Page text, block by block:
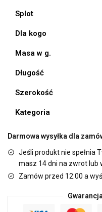
Splot
Dla kogo
Masa w g.
Długość
Szerokość
Kategoria
Darmowa wysyłka dla
Jeśli produkt nie spełnia
masz 14 dni na zwrot lub
Zamów przed 12:00 a